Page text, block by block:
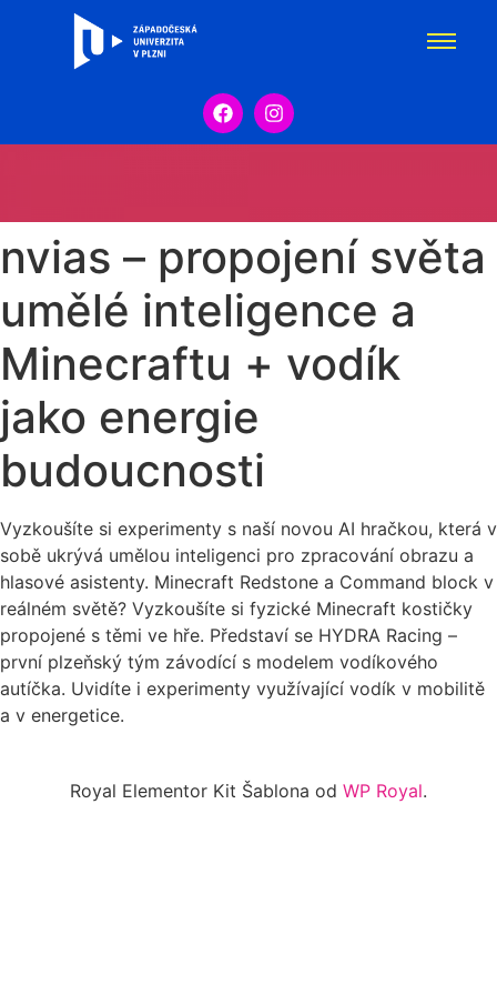
nvias – propojení světa
umělé inteligence a
Minecraftu + vodík
jako energie
budoucnosti
Vyzkoušíte si experimenty s naší novou AI hračkou, která v
sobě ukrývá umělou inteligenci pro zpracování obrazu a
hlasové asistenty. Minecraft Redstone a Command block v
reálném světě? Vyzkoušíte si fyzické Minecraft kostičky
propojené s těmi ve hře. Představí se HYDRA Racing –
první plzeňský tým závodící s modelem vodíkového
autíčka. Uvidíte i experimenty využívající vodík v mobilitě
a v energetice.
Royal Elementor Kit Šablona od WP Royal.